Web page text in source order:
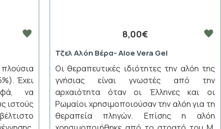
Έχει
να
ιστούς
8,00€
Τζελ Αλόη Βέρα- Aloe Vera Gel
Οι θεραπευτικές ιδιότητες την αλόη της
γνήσιας είναι γνωστές από την
αρχαιότητα όταν οι Έλληνες και οι
Ρωμαίοι χρησιμοποιούσαν την αλόη για τη
θεραπεία πληγών. Επίσης η αλόη